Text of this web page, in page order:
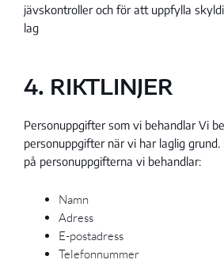
jävskontroller och för att uppfylla
lag
4. RIKTLINJER
Personuppgifter som vi behandlar Vi
personuppgifter när vi har laglig
på personuppgifterna vi behandlar:
Namn
Adress
E-postadress
Telefonnummer